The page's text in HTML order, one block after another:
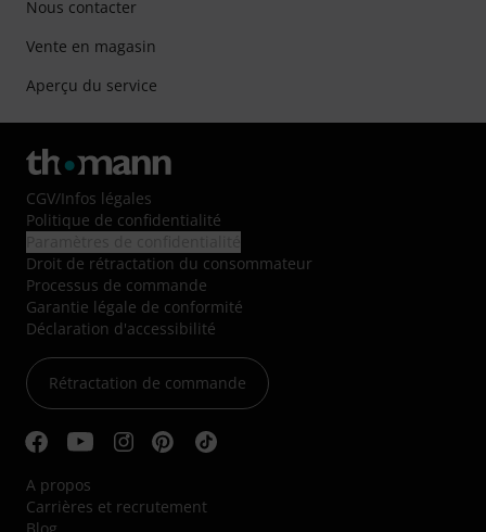
Nous contacter
Vente en magasin
Aperçu du service
CGV/Infos légales
Politique de confidentialité
Droit de rétractation du consommateur
Processus de commande
Garantie légale de conformité
Déclaration d'accessibilité
Rétractation de commande
A propos
Carrières et recrutement